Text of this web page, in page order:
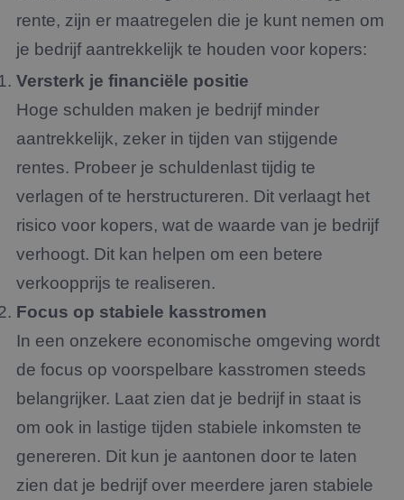
rente, zijn er maatregelen die je kunt nemen om
je bedrijf aantrekkelijk te houden voor kopers:
Versterk je financiële positie
Hoge schulden maken je bedrijf minder
aantrekkelijk, zeker in tijden van stijgende
rentes. Probeer je schuldenlast tijdig te
verlagen of te herstructureren. Dit verlaagt het
risico voor kopers, wat de waarde van je bedrijf
verhoogt. Dit kan helpen om een betere
verkoopprijs te realiseren.
Focus op stabiele kasstromen
In een onzekere economische omgeving wordt
de focus op voorspelbare kasstromen steeds
belangrijker. Laat zien dat je bedrijf in staat is
om ook in lastige tijden stabiele inkomsten te
genereren. Dit kun je aantonen door te laten
zien dat je bedrijf over meerdere jaren stabiele